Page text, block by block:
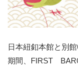
日本紐釦本館と別
期間、FIRST